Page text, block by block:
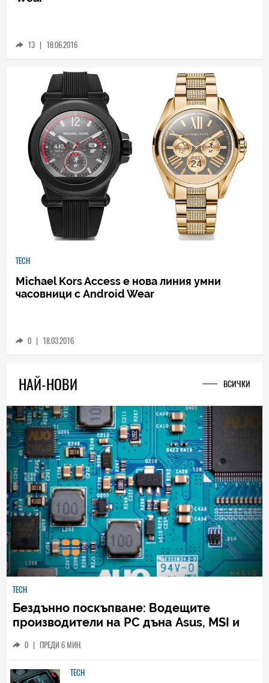
13 | 18.06.2016
TECH
Michael Kors Access е нова линия умни
часовници с Android Wear
0 | 18.03.2016
НАЙ-НОВИ ВСИЧКИ
TECH
Бездънно поскъпване: Водещите
производители на РС дъна Asus, MSI и
процента
0 | ПРЕДИ 6 МИН.
TECH